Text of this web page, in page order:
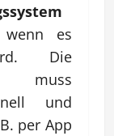
es
Die
muss
und
per App